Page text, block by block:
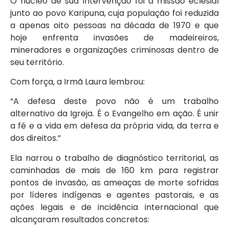
junto ao povo Karipuna, cuja população foi reduzida
a apenas oito pessoas na década de 1970 e que
hoje enfrenta invasões de madeireiros,
mineradores e organizações criminosas dentro de
seu território.
Com força, a Irmã Laura lembrou:
“A defesa deste povo não é um trabalho
alternativo da Igreja. É o Evangelho em ação. É unir
a fé e a vida em defesa da própria vida, da terra e
dos direitos.”
Ela narrou o trabalho de diagnóstico territorial, as
caminhadas de mais de 160 km para registrar
pontos de invasão, as ameaças de morte sofridas
por líderes indígenas e agentes pastorais, e as
ações legais e de incidência internacional que
alcançaram resultados concretos: